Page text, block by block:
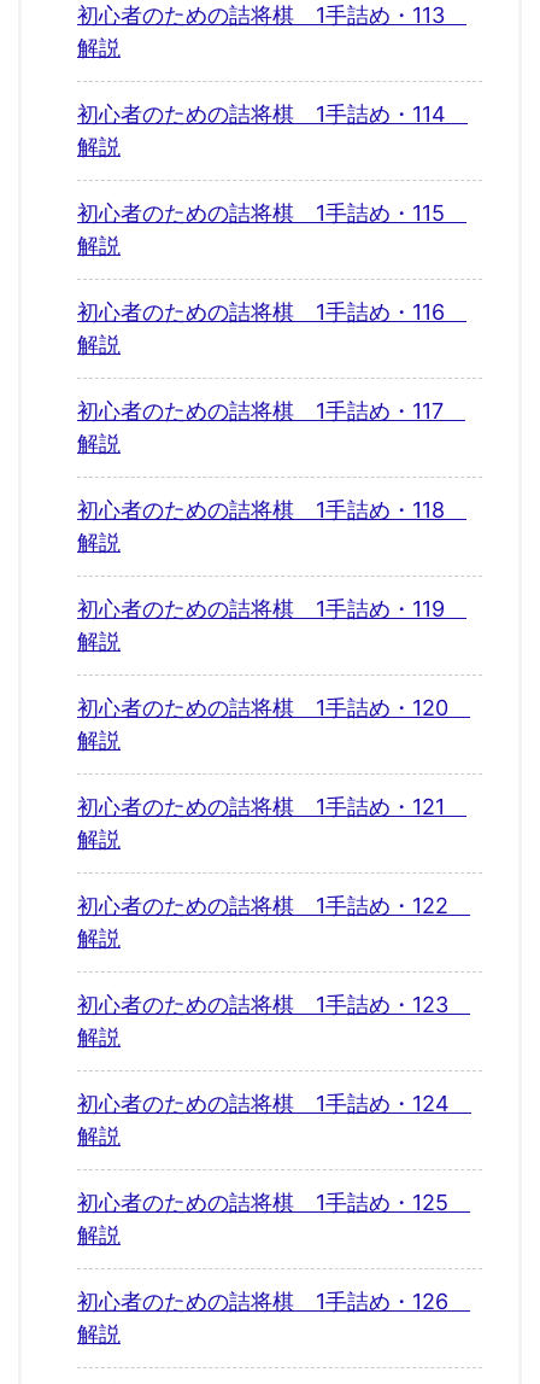
初心者のための詰将棋 1手詰め・113
解説
初心者のための詰将棋 1手詰め・114
解説
初心者のための詰将棋 1手詰め・115
解説
初心者のための詰将棋 1手詰め・116
解説
初心者のための詰将棋 1手詰め・117
解説
初心者のための詰将棋 1手詰め・118
解説
初心者のための詰将棋 1手詰め・119
解説
初心者のための詰将棋 1手詰め・120
解説
初心者のための詰将棋 1手詰め・121
解説
初心者のための詰将棋 1手詰め・122
解説
初心者のための詰将棋 1手詰め・123
解説
初心者のための詰将棋 1手詰め・124
解説
初心者のための詰将棋 1手詰め・125
解説
初心者のための詰将棋 1手詰め・126
解説